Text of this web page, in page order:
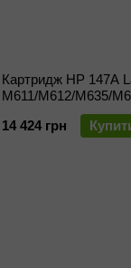
Картридж HP 147A
M611/M612/M635/
14 424 грн